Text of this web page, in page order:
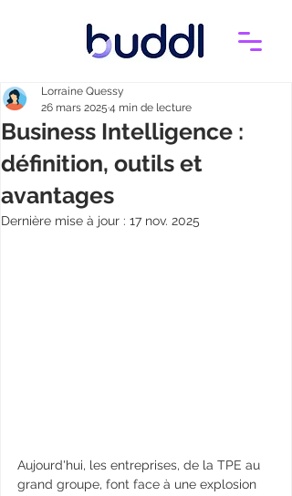
Business Intelligence :
définition, outils et
avantages
Lorraine Quessy
26 mars 2025 4 min de lecture
Dernière mise à jour : 17 nov. 2025
Aujourd'hui, les entreprises, de la TPE au
grand groupe, font face à une explosion